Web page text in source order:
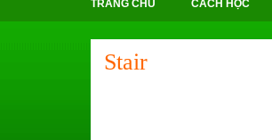
TRANG CHỦ CÁCH HỌC
Stair